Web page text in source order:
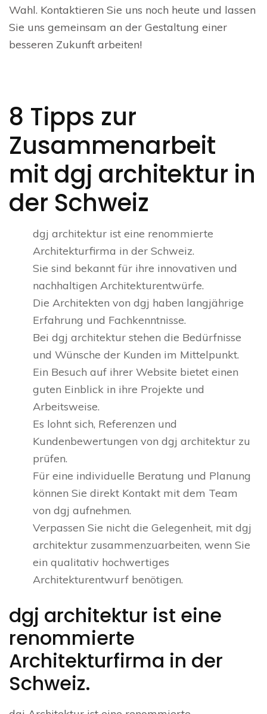
Wahl. Kontaktieren Sie uns noch heute und lassen
Sie uns gemeinsam an der Gestaltung einer
besseren Zukunft arbeiten!
8 Tipps zur
Zusammenarbeit
mit dgj architektur in
der Schweiz
dgj architektur ist eine renommierte
Architekturfirma in der Schweiz.
Sie sind bekannt für ihre innovativen und
nachhaltigen Architekturentwürfe.
Die Architekten von dgj haben langjährige
Erfahrung und Fachkenntnisse.
Bei dgj architektur stehen die Bedürfnisse
und Wünsche der Kunden im Mittelpunkt.
Ein Besuch auf ihrer Website bietet einen
guten Einblick in ihre Projekte und
Arbeitsweise.
Es lohnt sich, Referenzen und
Kundenbewertungen von dgj architektur zu
prüfen.
Für eine individuelle Beratung und Planung
können Sie direkt Kontakt mit dem Team
von dgj aufnehmen.
Verpassen Sie nicht die Gelegenheit, mit dgj
architektur zusammenzuarbeiten, wenn Sie
ein qualitativ hochwertiges
Architekturentwurf benötigen.
dgj architektur ist eine
renommierte
Architekturfirma in der
Schweiz.